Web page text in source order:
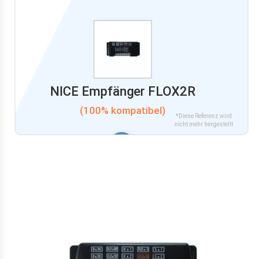
NICE Empfänger FLOX2R
(100% kompatibel)
*Diese Referenz wird
nicht mehr hergestellt